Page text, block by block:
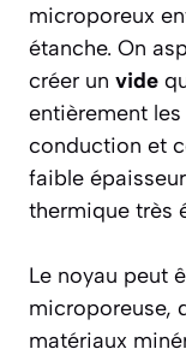
microporeux
étanche. On
créer un vide
entièrement
conduction et
faible
thermique très
Le noyau peut
microporeuse,
matériaux